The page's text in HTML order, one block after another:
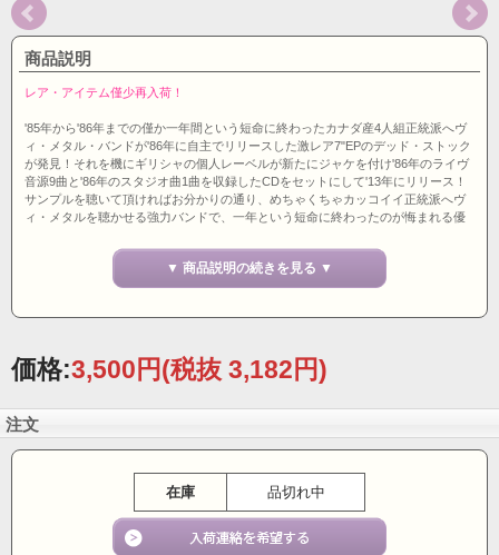
商品説明
レア・アイテム僅少再入荷！
'85年から'86年までの僅か一年間という短命に終わったカナダ産4人組正統派へヴ
ィ・メタル・バンドが'86年に自主でリリースした激レア7"EPのデッド・ストック
が発見！それを機にギリシャの個人レーベルが新たにジャケを付け'86年のライヴ
音源9曲と'86年のスタジオ曲1曲を収録したCDをセットにして'13年にリリース！
サンプルを聴いて頂ければお分かりの通り、めちゃくちゃカッコイイ正統派へヴ
ィ・メタルを聴かせる強力バンドで、一年という短命に終わったのが悔まれる優
まではかなりの高値で取り引きされていたのでマニアの方はどうぞお見逃しな
▼ 商品説明の続きを見る ▼
価格:3,500円(税抜 3,182円)
注文
在庫 品切れ中